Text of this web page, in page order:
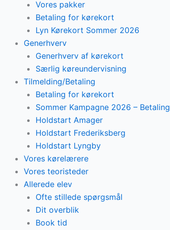
Vores pakker
Betaling for kørekort
Lyn Kørekort Sommer 2026
Generhverv
Generhverv af kørekort
Særlig køreundervisning
Tilmelding/Betaling
Betaling for kørekort
Sommer Kampagne 2026 – Betaling
Holdstart Amager
Holdstart Frederiksberg
Holdstart Lyngby
Vores kørelærere
Vores teoristeder
Allerede elev
Ofte stillede spørgsmål
Dit overblik
Book tid